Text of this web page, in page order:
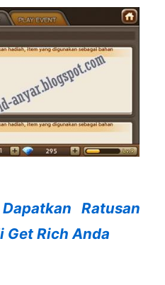
Ratusan
Get Rich Anda